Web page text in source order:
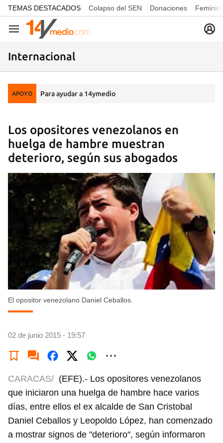
common.go-to-content
TEMAS DESTACADOS Colapso del SEN Donaciones
Navegación
Internacional
APOYO Para ayudar a 14ymedio
Los opositores venezolanos en
huelga de hambre muestran
deterioro, según sus abogados
El opositor venezolano Daniel Ceballos.
02 de junio 2015 - 19:57
CARACAS/ (EFE).- Los opositores venezolanos
que iniciaron una huelga de hambre hace varios
días, entre ellos el ex alcalde de San Cristobal
Daniel Ceballos y Leopoldo López, han comenzado
a mostrar signos de "deterioro", según informaron